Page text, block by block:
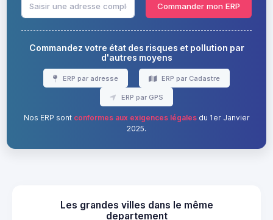
Commander mon ERP
Commandez votre état des risques et pollution par
d'autres moyens
ERP par adresse ERP par Cadastre
ERP par GPS
Nos ERP sont conformes aux exigences légalesdu 1er Janvier
2025.
Les grandes villes dans le même
departement